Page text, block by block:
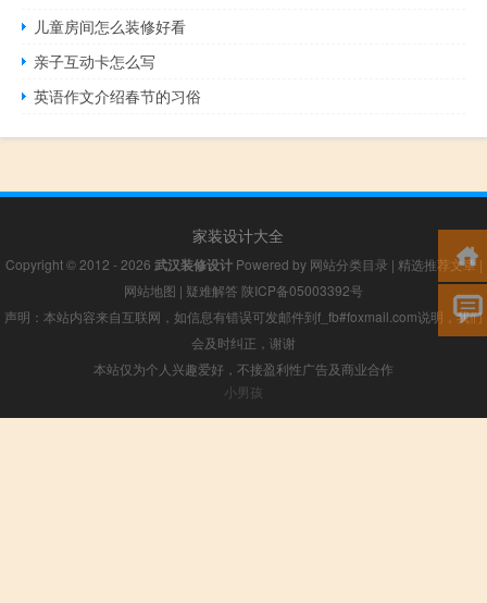
儿童房间怎么装修好看
亲子互动卡怎么写
英语作文介绍春节的习俗
家装设计大全
Copyright © 2012 - 2026 武汉装修设计Powered by 网站分类目录 | 精选推荐文章|
网站地图 | 疑难解答 陕ICP备05003392号
声明：本站内容来自互联网，如信息有错误可发邮件到f_fb#foxmail.com说明，我们
会及时纠正，谢谢
本站仅为个人兴趣爱好，不接盈利性广告及商业合作
小男孩